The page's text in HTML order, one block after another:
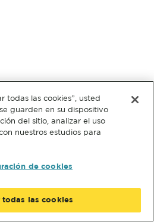
todas las cookies”, usted
guarden en su dispositivo
del sitio, analizar el uso
nuestros estudios para
de cookies
todas las cookies